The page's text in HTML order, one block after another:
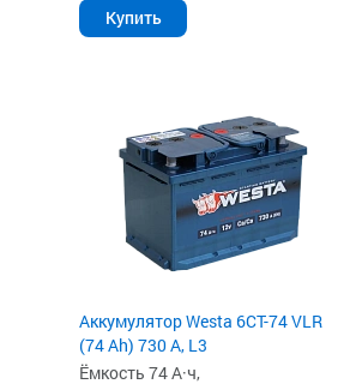
Купить
Аккумулятор Westa 6СТ-74 VLR
(74 Ah) 730 А, L3
Ёмкость 74 А·ч,